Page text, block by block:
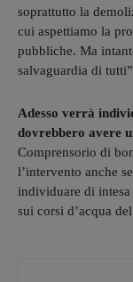
soprattutto la
cui aspettiamo la
pubbliche. Ma
salvaguardia di
Adesso verrà
dovrebbero avere
Comprensorio di
l’intervento anche
individuare di
sui corsi d’acqua